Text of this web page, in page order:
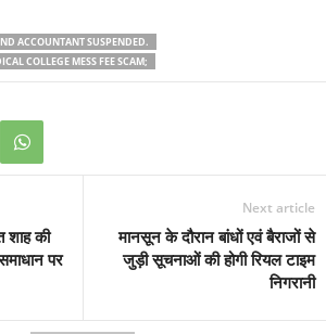
ACCOUNTANT SUSPENDED.
COLLEGE MESS FEE SCAM;
शाह की
पर
Next article
मानसून के दौरान बांधों एवं बैराजों से
जुड़ी सूचनाओं की होगी रियल टाइम
निगरानी